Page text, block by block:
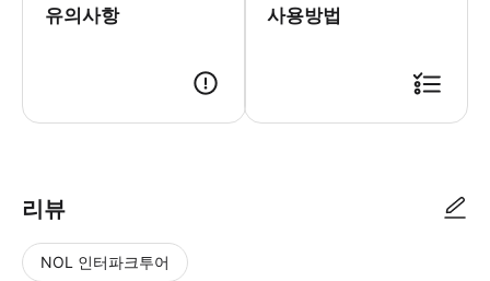
유의사항 사용방법
리뷰
NOL 인터파크투어